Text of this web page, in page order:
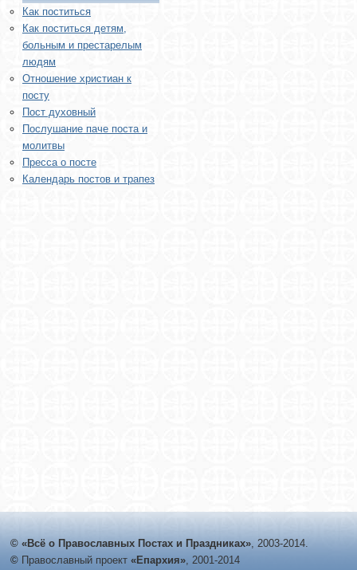
Как поститься
Как поститься детям,
больным и престарелым
людям
Отношение христиан к
посту
Пост духовный
Послушание паче поста и
молитвы
Пресса о посте
Календарь постов и трапез
© «Всё о Православных Постах и Праздниках», 2003-2014.
© Православный проект «Епархия», 2001-2014